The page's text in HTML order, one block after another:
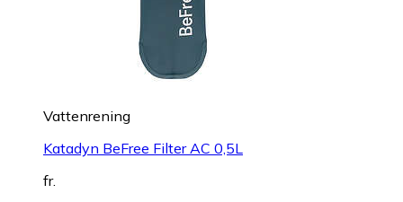
Vattenrening
Katadyn BeFree Filter AC 0,5L
fr.